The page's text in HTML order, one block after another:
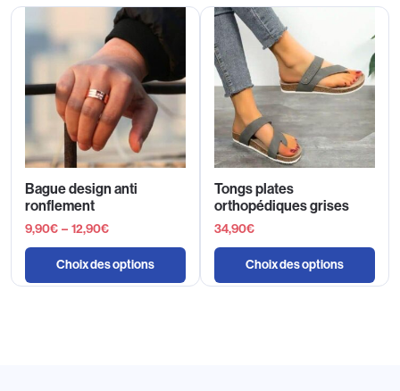
Bague design anti
ronflement
9,90€ – 12,90€
Choix des options
Tongs plates
orthopédiques grises
34,90€
Choix des options